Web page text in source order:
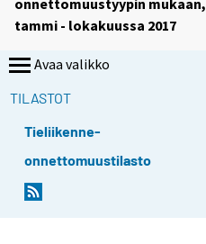
onnettomuustyypin mukaan,
tammi - lokakuussa 2017
Avaa valikko
TILASTOT
Tieliikenne-
onnettomuustilasto